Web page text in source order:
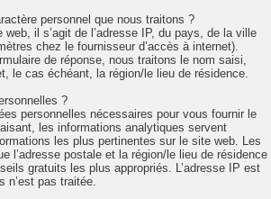
personnel que nous traitons ?
il s’agit de l’adresse IP, du pays, de la ville
chez le fournisseur d’accès à internet).
de réponse, nous traitons le nom saisi,
le cas échéant, la région/le lieu de résidence.
?
personnelles nécessaires pour vous fournir le
les informations analytiques servent
les plus pertinentes sur le site web. Les
l’adresse postale et la région/le lieu de résidence
gratuits les plus appropriés. L’adresse IP est
n’est pas traitée.